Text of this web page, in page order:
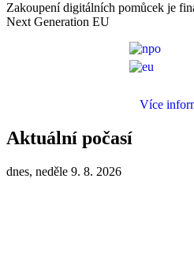
Zakoupení digitálních pomůcek je
Next Generation EU
Více
Aktuální počasí
dnes, neděle 9. 8. 2026